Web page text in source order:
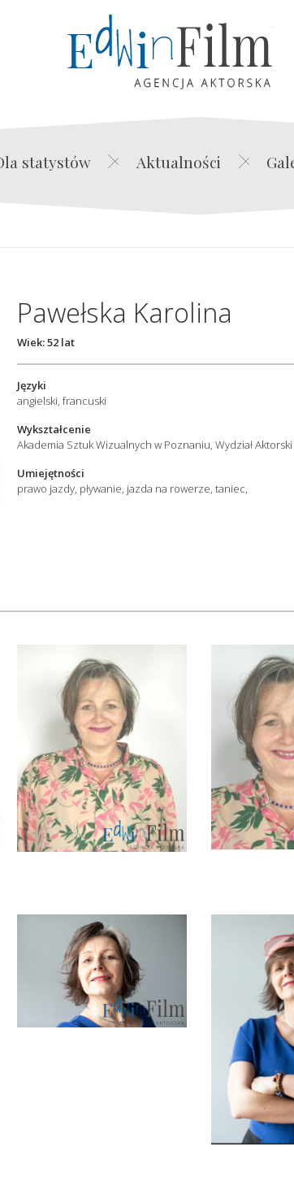
statystów Aktualności
Pawełska Karolina
Wiek: 52 lat
Języki
angielski, francuski
Wykształcenie
Akademia Sztuk Wizualnych w Poznaniu, Wydział Aktorski
Umiejętności
prawo jazdy, pływanie, jazda na rowerze, taniec,